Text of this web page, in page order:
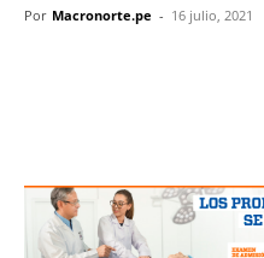
Por Macronorte.pe - 16 julio, 2021